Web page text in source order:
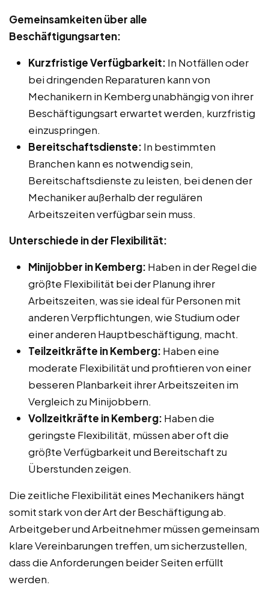
Gemeinsamkeiten über alle
Beschäftigungsarten:
Kurzfristige Verfügbarkeit: In Notfällen oder
bei dringenden Reparaturen kann von
Mechanikern in Kemberg unabhängig von ihrer
Beschäftigungsart erwartet werden, kurzfristig
einzuspringen.
Bereitschaftsdienste: In bestimmten
Branchen kann es notwendig sein,
Bereitschaftsdienste zu leisten, bei denen der
Mechaniker außerhalb der regulären
Arbeitszeiten verfügbar sein muss.
Unterschiede in der Flexibilität:
Minijobber in Kemberg: Haben in der Regel die
größte Flexibilität bei der Planung ihrer
Arbeitszeiten, was sie ideal für Personen mit
anderen Verpflichtungen, wie Studium oder
einer anderen Hauptbeschäftigung, macht.
Teilzeitkräfte in Kemberg: Haben eine
moderate Flexibilität und profitieren von einer
besseren Planbarkeit ihrer Arbeitszeiten im
Vergleich zu Minijobbern.
Vollzeitkräfte in Kemberg: Haben die
geringste Flexibilität, müssen aber oft die
größte Verfügbarkeit und Bereitschaft zu
Überstunden zeigen.
Die zeitliche Flexibilität eines Mechanikers hängt
somit stark von der Art der Beschäftigung ab.
Arbeitgeber und Arbeitnehmer müssen gemeinsam
klare Vereinbarungen treffen, um sicherzustellen,
dass die Anforderungen beider Seiten erfüllt
werden.